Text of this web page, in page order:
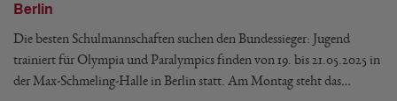
Berlin
Die besten Schulmannschaften suchen den Bundessieger: Jugend
trainiert für Olympia und Paralympics finden von 19. bis 21.05.2025 in
der Max-Schmeling-Halle in Berlin statt. Am Montag steht das…